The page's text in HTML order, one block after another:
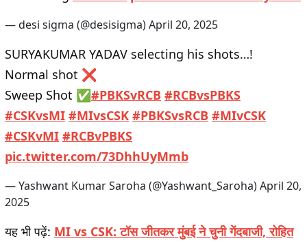
— desi sigma (@desisigma)April 20, 2025
SURYAKUMAR YADAV selecting his shots…!
Normal shot ❌
Sweep Shot ✅#PBKSvRCB #RCBvsPBKS
#CSKvsMI #MIvsCSK #PBKSvsRCB #MIvCSK
#CSKvMI #RCBvPBKS
pic.twitter.com/73DhhUyMmb
— Yashwant Kumar Saroha (@Yashwant_Saroha)April 20,
2025
यह भी पढ़ें: MI vs CSK: टॉस जीतकर मुंबई ने चुनी गेंदबाजी, रोहित